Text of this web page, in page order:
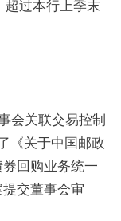
超过本行上季末
会关联交易控制
《关于中国邮政
回购业务统一
交董事会审